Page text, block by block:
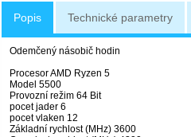
Popis Technické parametry
Odemčený násobič hodin
Procesor AMD Ryzen 5
Model 5500
Provozní režim 64 Bit
pocet jader 6
pocet vlaken 12
Základní rychlost (MHz) 3600